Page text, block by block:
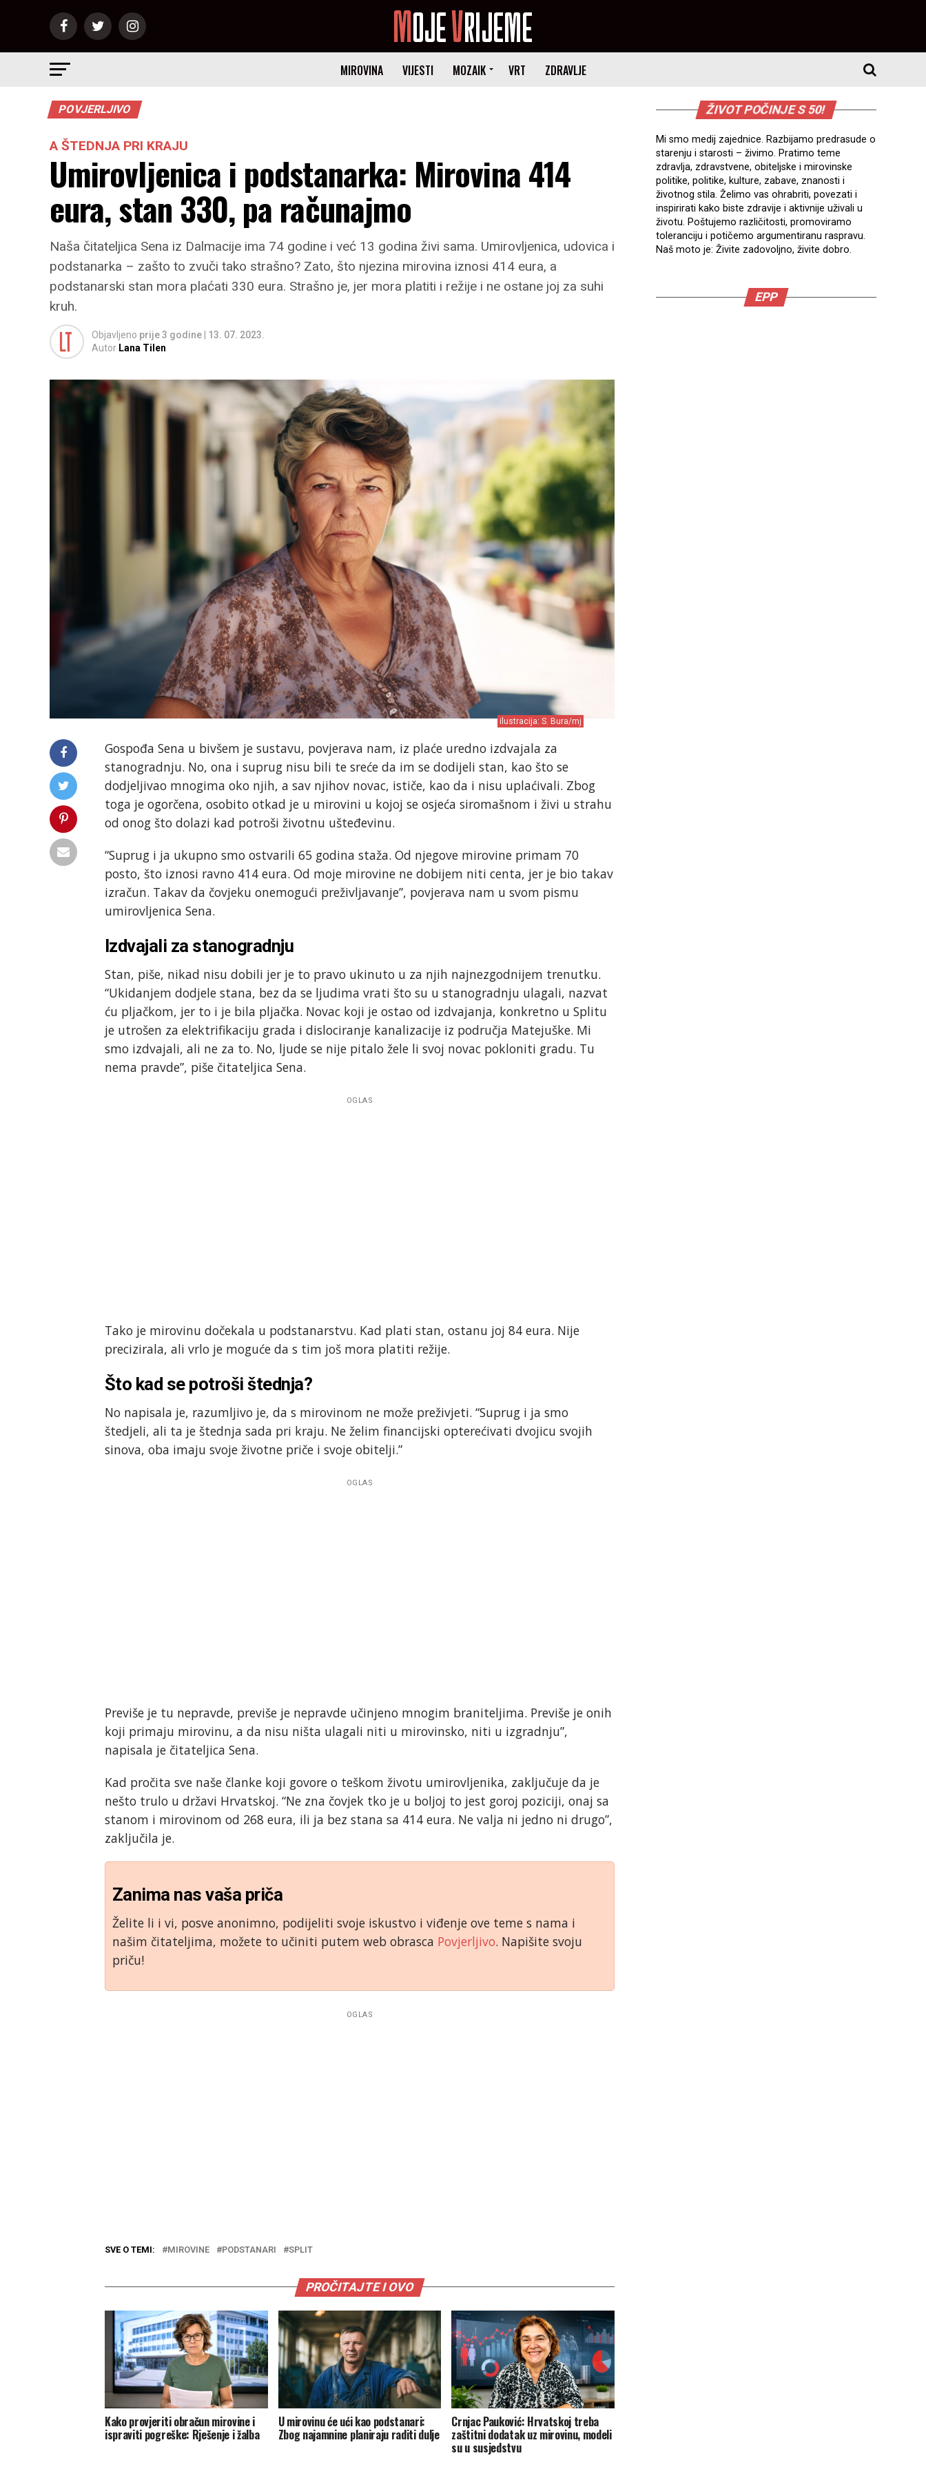
MIROVINA VIJESTI MOZAIK VRT ZDRAVLJE
POVJERLJIVO
A ŠTEDNJA PRI KRAJU
Umirovljenica i podstanarka: Mirovina 414
eura, stan 330, pa računajmo
Naša čitateljica Sena iz Dalmacije ima 74 godine i već 13 godina živi sama. Umirovljenica, udovica i
podstanarka – zašto to zvuči tako strašno? Zato, što njezina mirovina iznosi 414 eura, a
podstanarski stan mora plaćati 330 eura. Strašno je, jer mora platiti i režije i ne ostane joj za suhi
kruh.
Objavljeno prije 3 godine
13. 07. 2023.
Autor Lana Tilen
ilustracija: S. Bura/mj
Gospođa Sena u bivšem je sustavu, povjerava nam, iz plaće uredno izdvajala za
stanogradnju. No, ona i suprug nisu bili te sreće da im se dodijeli stan, kao što se
dodjeljivao mnogima oko njih, a sav njihov novac, ističe, kao da i nisu uplaćivali. Zbog
toga je ogorčena, osobito otkad je u mirovini u kojoj se osjeća siromašnom i živi u strahu
od onog što dolazi kad potroši životnu ušteđevinu.
“Suprug i ja ukupno smo ostvarili 65 godina staža. Od njegove mirovine primam 70
posto, što iznosi ravno 414 eura. Od moje mirovine ne dobijem niti centa, jer je bio takav
izračun. Takav da čovjeku onemogući preživljavanje”, povjerava nam u svom pismu
umirovljenica Sena.
Izdvajali za stanogradnju
Stan, piše, nikad nisu dobili jer je to pravo ukinuto u za njih najnezgodnijem trenutku.
“Ukidanjem dodjele stana, bez da se ljudima vrati što su u stanogradnju ulagali, nazvat
ću pljačkom, jer to i je bila pljačka. Novac koji je ostao od izdvajanja, konkretno u Splitu
je utrošen za elektrifikaciju grada i dislociranje kanalizacije iz područja Matejuške. Mi
smo izdvajali, ali ne za to. No, ljude se nije pitalo žele li svoj novac pokloniti gradu. Tu
nema pravde”, piše čitateljica Sena.
OGLAS
Tako je mirovinu dočekala u podstanarstvu. Kad plati stan, ostanu joj 84 eura. Nije
precizirala, ali vrlo je moguće da s tim još mora platiti režije.
Što kad se potroši štednja?
No napisala je, razumljivo je, da s mirovinom ne može preživjeti. “Suprug i ja smo
štedjeli, ali ta je štednja sada pri kraju. Ne želim financijski opterećivati dvojicu svojih
sinova, oba imaju svoje životne priče i svoje obitelji.”
OGLAS
Previše je tu nepravde, previše je nepravde učinjeno mnogim braniteljima. Previše je onih
koji primaju mirovinu, a da nisu ništa ulagali niti u mirovinsko, niti u izgradnju”,
napisala je čitateljica Sena.
Kad pročita sve naše članke koji govore o teškom životu umirovljenika, zaključuje da je
nešto trulo u državi Hrvatskoj. “Ne zna čovjek tko je u boljoj to jest goroj poziciji, onaj sa
stanom i mirovinom od 268 eura, ili ja bez stana sa 414 eura. Ne valja ni jedno ni drugo”,
zaključila je.
Zanima nas vaša priča
Želite li i vi, posve anonimno, podijeliti svoje iskustvo i viđenje ove teme s nama i
našim čitateljima, možete to učiniti putem web obrasca Povjerljivo. Napišite svoju
priču!
OGLAS
SVE O TEMI: MIROVINE PODSTANARI SPLIT
PROČITAJTE I OVO
Kako provjeriti obračun mirovine i
ispraviti pogreške: Rješenje i žalba
U mirovinu će ući kao podstanari:
Zbog najamnine planiraju raditi dulje
Crnjac Pauković: Hrvatskoj treba
zaštitni dodatak uz mirovinu, modeli
su u susjedstvu
ŽIVOT POČINJE S 50!
Mi smo medij zajednice. Razbijamo predrasude o
starenju i starosti – živimo. Pratimo teme
zdravlja, zdravstvene, obiteljske i mirovinske
politike, politike, kulture, zabave, znanosti i
životnog stila. Želimo vas ohrabriti, povezati i
inspirirati kako biste zdravije i aktivnije uživali u
životu. Poštujemo različitosti, promoviramo
toleranciju i potičemo argumentiranu raspravu.
Naš moto je: Živite zadovoljno, živite dobro.
EPP